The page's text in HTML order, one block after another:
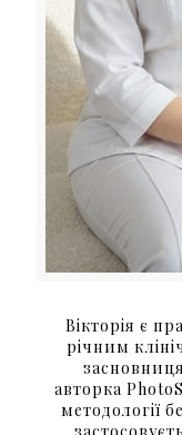
Вікторія є
річним
авторка
методології